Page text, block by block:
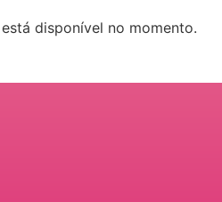
disponível no momento.